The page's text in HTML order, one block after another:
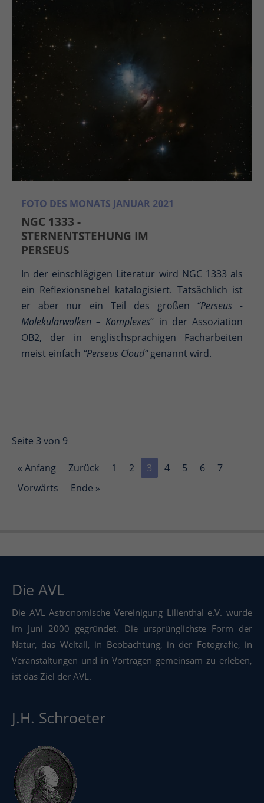
FOTO DES MONATS JANUAR 2021
NGC 1333 -
STERNENTSTEHUNG IM
PERSEUS
In der einschlägigen Literatur wird NGC 1333 als
ein Reflexionsnebel katalogisiert. Tatsächlich ist
er aber nur ein Teil des großen “Perseus -
Molekularwolken – Komplexes“ in der Assoziation
OB2, der in englischsprachigen Facharbeiten
meist einfach “Perseus Cloud“genannt wird.
Seite 3 von 9
« Anfang Zurück 1 2 3 4 5 6
7
Vorwärts
Ende »
Die AVL
Die AVL Astronomische Vereinigung Lilienthal e.V. wurde
im Juni 2000 gegründet. Die ursprünglichste Form der
Natur, das Weltall, in Beobachtung, in der Fotografie, in
Veranstaltungen und in Vorträgen gemeinsam zu erleben,
ist das Ziel der AVL.
J.H. Schroeter